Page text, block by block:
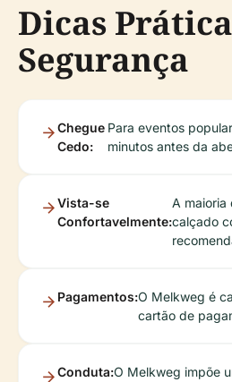
Dicas
Segurança
Chegue
Cedo:
Para eventos
minutos antes da
Vista-se
Confortavelmente:
A maioria
calçado
Pagamentos:O Melkweg é
cartão de
Conduta:O Melkweg impõe